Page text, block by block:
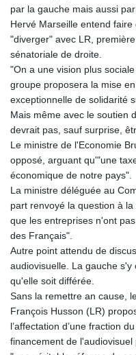
par la gauche mais aussi
Hervé Marseille entend
"diverger" avec LR,
sénatoriale de droite.
"On a une vision plus
groupe proposera la mise
exceptionnelle de solidarité
Mais même avec le soutien
devrait pas, sauf surprise,
Le ministre de l'Economie
opposé, arguant qu'"une
économique de notre pays".
La ministre déléguée au
part renvoyé la question à
que les entreprises n'ont
des Français".
Autre point attendu de
audiovisuelle. La gauche
qu'elle soit différée.
Sans la remettre an cause,
François Husson (LR)
l’affectation d’une fraction
financement de